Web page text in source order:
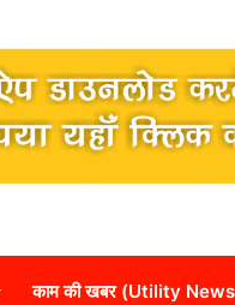
काम की खबर (Utility